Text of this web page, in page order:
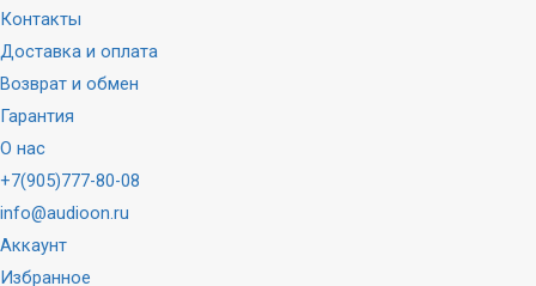
Контакты
Доставка и оплата
Возврат и обмен
Гарантия
О нас
+7(905)777-80-08
info@audioon.ru
Аккаунт
Избранное